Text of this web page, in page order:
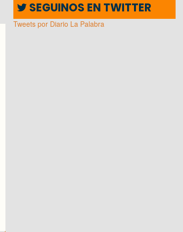
SEGUINOS EN TWITTER
Tweets por Diario La Palabra